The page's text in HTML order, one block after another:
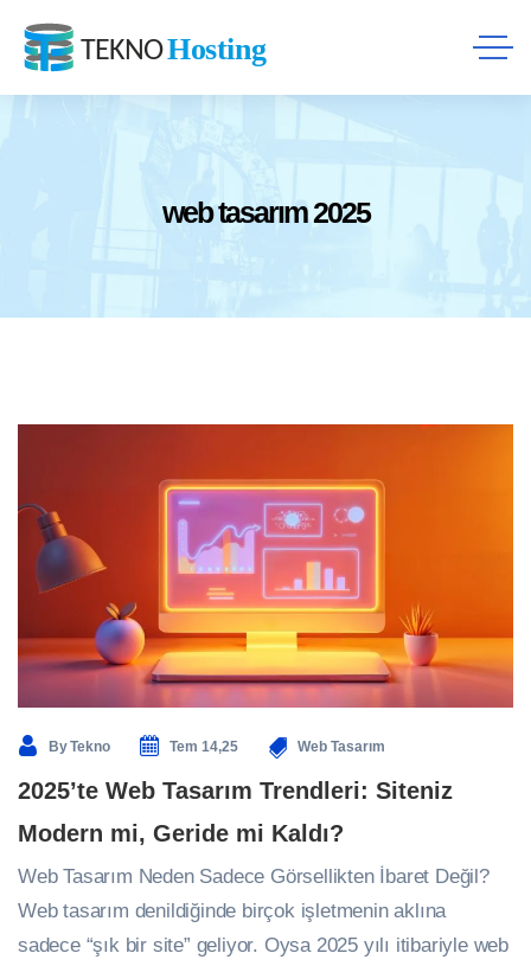
web tasarım 2025
ByTekno Tem 14,25 Web Tasarım
2025’te Web Tasarım Trendleri: Siteniz
Modern mi, Geride mi Kaldı?
Web Tasarım Neden Sadece Görsellikten İbaret Değil?
Web tasarım denildiğinde birçok işletmenin aklına
sadece “şık bir site” geliyor. Oysa 2025 yılı itibariyle web